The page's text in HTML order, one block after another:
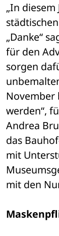
„In
„Danke“
für den
sorgen
November
werden“,
Andrea
das
mit
mit den